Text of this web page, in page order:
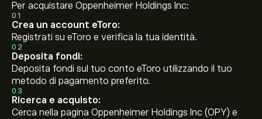
Per acquistare Oppenheimer Holdings Inc:
01
Crea un account eToro:
Registrati su eToro e verifica la tua identità.
02
Deposita fondi:
Deposita fondi sul tuo conto eToro utilizzando il tuo
metodo di pagamento preferito.
03
Ricerca e acquisto:
Cerca nella pagina Oppenheimer Holdings Inc (OPY) e